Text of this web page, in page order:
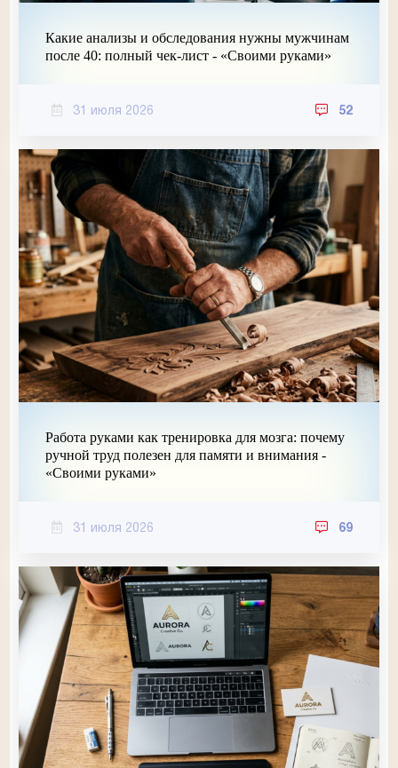
Какие анализы и обследования нужны мужчинам
после 40: полный чек-лист - «Своими руками»
31 июля 2026 52
Работа руками как тренировка для мозга: почему
ручной труд полезен для памяти и внимания -
«Своими руками»
31 июля 2026 69